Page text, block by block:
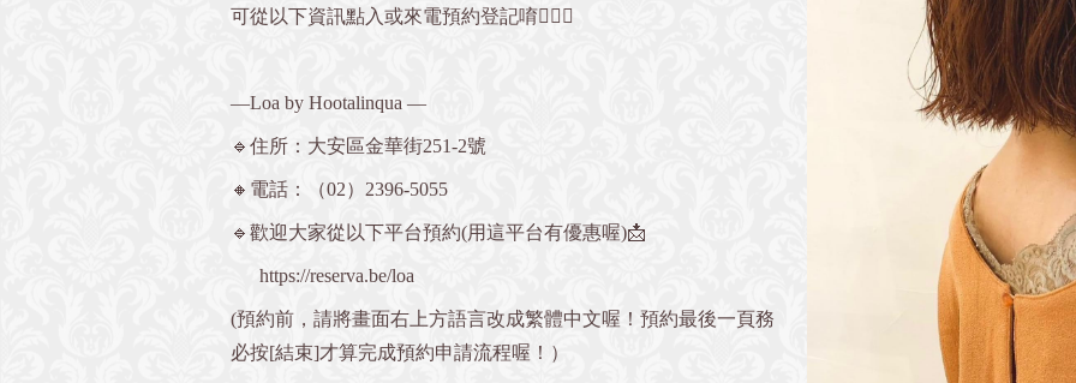
可從以下資訊點入或來電預約登記唷💁🏻‍♀️
—Loa by Hootalinqua —
🔹住所：大安區金華街251-2號
🔸電話：（02）2396-5055
🔹歡迎大家從以下平台預約(用這平台有優惠喔)📩
https://reserva.be/loa
(預約前，請將畫面右上方語言改成繁體中文喔！預約最後一頁務
必按[結束]才算完成預約申請流程喔！）